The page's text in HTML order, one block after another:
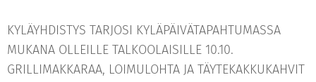
KYLÄYHDISTYS TARJOSI KYLÄPÄIVÄTAPAHTUMASSA
MUKANA OLLEILLE TALKOOLAISILLE 10.10.
GRILLIMAKKARAA, LOIMULOHTA JA TÄYTEKAKKUKAHVIT